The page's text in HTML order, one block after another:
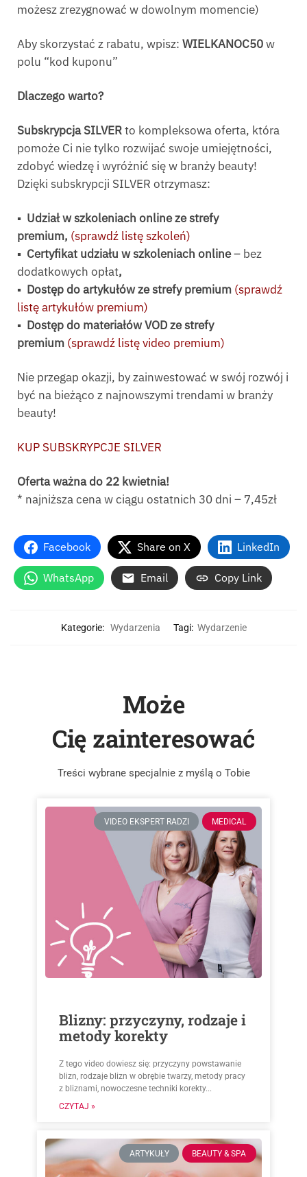
możesz zrezygnować w dowolnym momencie)
Aby skorzystać z rabatu, wpisz: WIELKANOC50w
polu “kod kuponu”
Dlaczego warto?
Subskrypcja SILVERto kompleksowa oferta, która
pomoże Ci nie tylko rozwijać swoje umiejętności,
zdobyć wiedzę i wyróżnić się w branży beauty!
Dzięki subskrypcji SILVER otrzymasz:
▪️ Udział w szkoleniach online ze strefy
premium, (sprawdź listę szkoleń)
▪️ Certyfikat udziału w szkoleniach online– bez
dodatkowych opłat,
▪️ Dostęp do artykułów ze strefy premium (sprawdź
listę artykułów premium)
▪️ Dostęp do materiałów VOD ze strefy
premium (sprawdź listę video premium)
Nie przegap okazji, by zainwestować w swój rozwój i
być na bieżąco z najnowszymi trendami w branży
beauty!
KUP SUBSKRYPCJE SILVER
Oferta ważna do 22 kwietnia!
* najniższa cena w ciągu ostatnich 30 dni – 7,45zł
Facebook Share on X LinkedIn
WhatsApp Email Copy Link
Kategorie: Wydarzenia Tagi: Wydarzenie
Może
Cię zainteresować
Treści wybrane specjalnie z myślą o Tobie
VIDEO EKSPERT RADZI MEDICAL
Blizny: przyczyny, rodzaje i
metody korekty
Z tego video dowiesz się: przyczyny powstawanie
blizn, rodzaje blizn w obrębie twarzy, metody pracy
z bliznami, nowoczesne techniki korekty...
CZYTAJ »
ARTYKUŁY BEAUTY & SPA